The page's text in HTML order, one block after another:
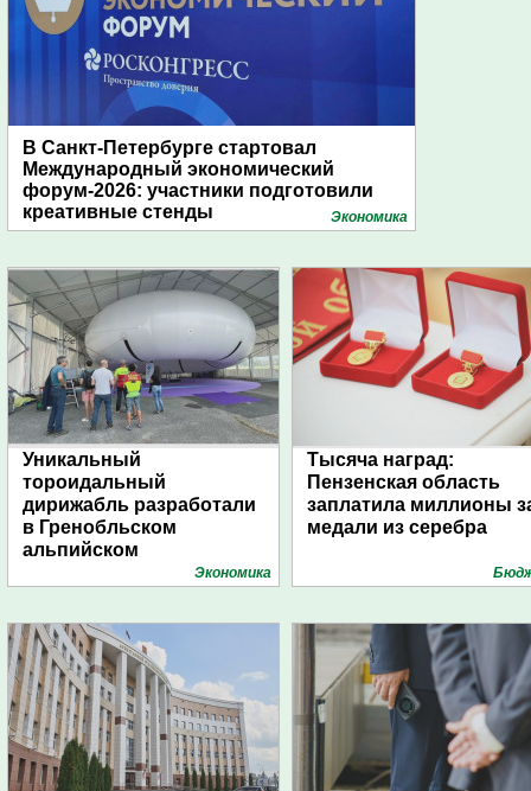
В Санкт-Петербурге стартовал
Международный экономический
форум-2026: участники подготовили
креативные стенды
Экономика
Уникальный
тороидальный
дирижабль разработали
в Гренобльском
альпийском
Экономика
Тысяча наград:
Пензенская область
заплатила миллионы
медали из серебра